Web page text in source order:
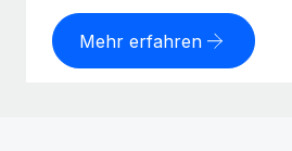
Mehr erfahren